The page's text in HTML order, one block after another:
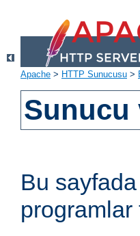
Apache > HTTP Sunucusu >
Sunucu
Bu
programlar